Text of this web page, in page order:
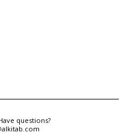
questions?